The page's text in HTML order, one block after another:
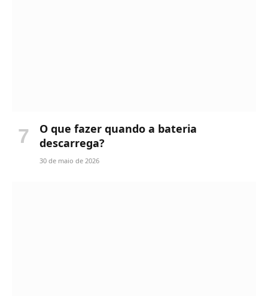
O que fazer quando a bateria
descarrega?
30 de maio de 2026